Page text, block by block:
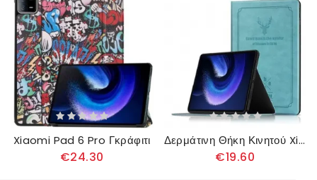
Xiaomi Pad 6 Pro Γκράφιτι
€24.30
Δερμάτινη Θήκη Κινητού Xiaomi Pad 6 Pro Θήκες Κινητών Ελάφι
€19.60